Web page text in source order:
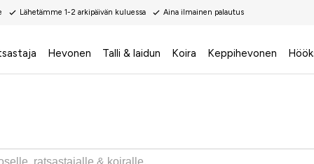
Lähetämme 1-2 arkipäivän kuluessa Aina ilmainen palautus
Hevonen Talli & laidun Koira Keppihevonen